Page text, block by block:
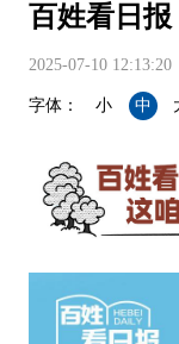
百姓看日
2025-07-10 12:13:20
字体： 小 中